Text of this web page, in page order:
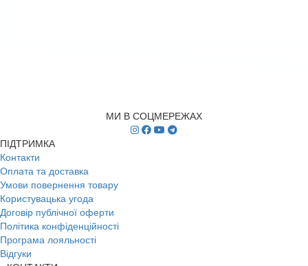
МИ В СОЦМЕРЕЖАХ
ПІДТРИМКА
Контакти
Оплата та доставка
Умови повернення товару
Користувацька угода
Договір публічної оферти
Політика конфіденційності
Програма лояльності
Відгуки